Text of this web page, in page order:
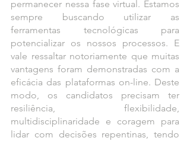
permanecer nessa fase virtual. Estamos
sempre buscando utilizar as
ferramentas tecnológicas para
potencializar os nossos processos. E
vale ressaltar notoriamente que muitas
vantagens foram demonstradas com a
eficácia das plataformas on-line. Deste
modo, os candidatos precisam ter
resiliência, flexibilidade,
multidisciplinaridade e coragem para
lidar com decisões repentinas, tendo